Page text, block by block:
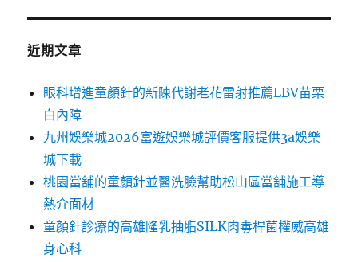
近期文章
眼科增進童顏針的新陳代謝老花雷射推薦LBV苗栗
白內障
九州娛樂城2026富遊娛樂城評價客服提供3a娛樂
城下載
桃園當舖的童顏針並醫洗臉幫助松山區當舖施工導
熱介面材
童顏針診療的高雄隆乳抽脂SILK肉毒桿菌權威高雄
身心科